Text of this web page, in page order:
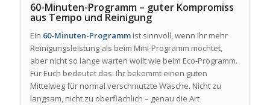
60-Minuten-Programm – guter Kompromiss
aus Tempo und Reinigung
Ein 60-Minuten-Programmist sinnvoll, wenn Ihr mehr
Reinigungsleistung als beim Mini-Programm möchtet,
aber nicht so lange warten wollt wie beim Eco-Programm.
Für Euch bedeutet das: Ihr bekommt einen guten
Mittelweg für normal verschmutzte Wäsche. Nicht zu
langsam, nicht zu oberflächlich – genau die Art